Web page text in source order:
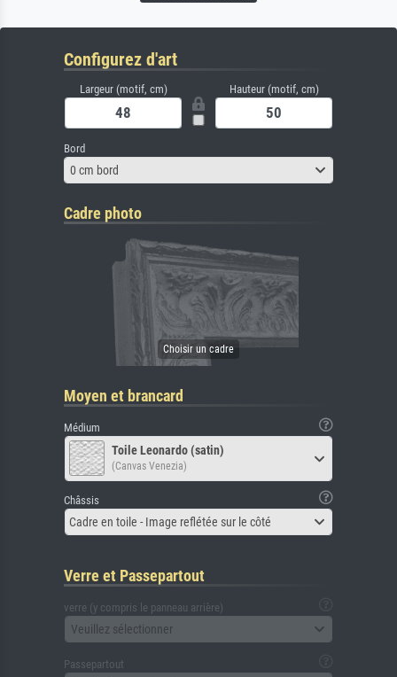
Configurez d'art
Largeur (motif, cm) Hauteur (motif, cm)
Bord
0 cm bord
Cadre photo
Moyen et brancard
Médium
Toile Leonardo (satin)
(Canvas Venezia)
Châssis
Cadre en toile - Image reflétée sur le côté
Verre et Passepartout
verre (y compris le panneau arrière)
Veuillez sélectionner
Passepartout